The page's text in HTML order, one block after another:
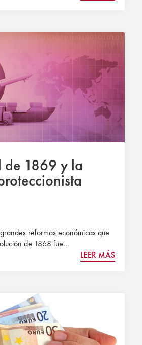
de 1869 y la
reformas económicas que
de 1868 fue...
LEER MÁS